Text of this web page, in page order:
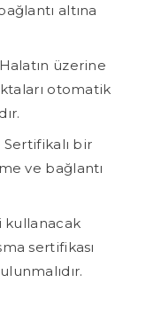
altına
Halatın üzerine
otomatik
Sertifikalı bir
ve bağlantı
kullanacak
sertifikası